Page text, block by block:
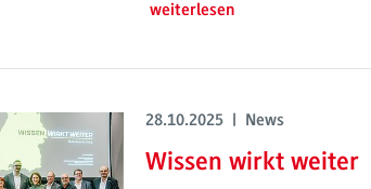
weiterlesen
28.10.2025 | News
Wissen wirkt weiter